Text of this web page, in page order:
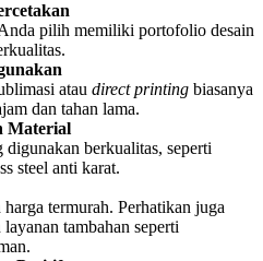
pilih memiliki portofolio desain
atau direct printing biasanya
dan tahan lama.
Material
digunakan berkualitas, seperti
steel anti karat.
termurah. Perhatikan juga
tambahan seperti